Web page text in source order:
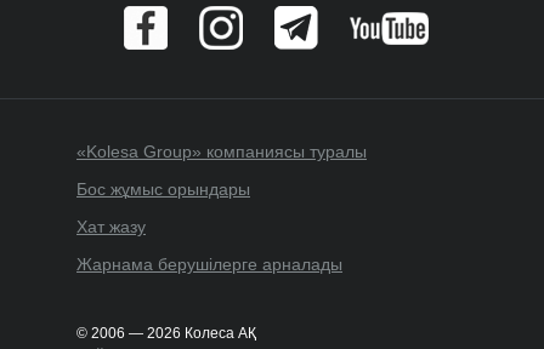
«Kolesa Group» компаниясы туралы
Бос жұмыс орындары
Хат жазу
Жарнама берушілерге арналады
© 2006 — 2026 Колеса АҚ